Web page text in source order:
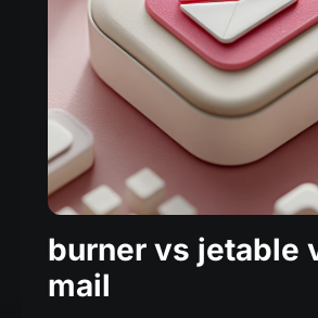
burner vs jetable
mail